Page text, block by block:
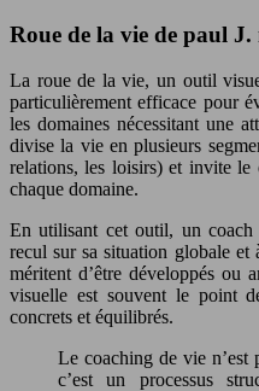
Roue de la vie de paul J.
La roue de la vie, un outil
particulièrement efficace pour
les domaines nécessitant une
divise la vie en plusieurs
relations, les loisirs) et invite le
chaque domaine.
En utilisant cet outil, un
recul sur sa situation globale et
méritent d’être développés ou
visuelle est souvent le point
concrets et équilibrés.
Le coaching de vie n’est
c’est un processus